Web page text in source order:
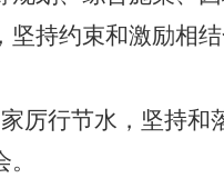
坚持约束和激励相
厉行节水，坚持和